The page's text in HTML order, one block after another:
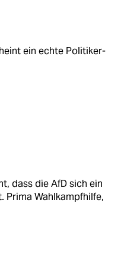
ein echte Politiker-
dass die AfD sich ein
Prima Wahlkampfhilfe,